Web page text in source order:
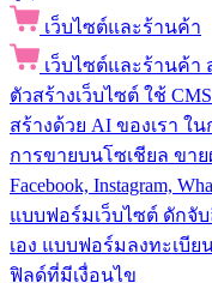
เว็บไซต์และร้านค้า
เว็บไซต์และร้านค้า
ตัวสร้างเว็บไซต์ ใช้
สร้างด้วย AI ของเรา ใ
การขายบนโซเชียล ขา
Facebook, Instagram,
แบบฟอร์มเว็บไซต์ ดักจั
เอง แบบฟอร์มลงทะเบี
ฟิลด์ที่มีเงื่อนไข